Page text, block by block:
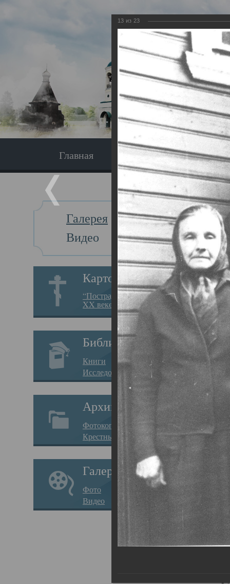
Главная Экскурсия
Галерея
Видео
Картотека
“Пострадавшие за веру в
XX веке на Севере”
Библиотека
Книги
Исследования
Архив
Фотокопии дел
Крестные ходы
Галерея
Фото
Видео
Главная
13 из 23